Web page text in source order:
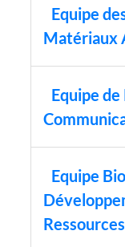
Equipe
Matériaux
Equipe
Equipe